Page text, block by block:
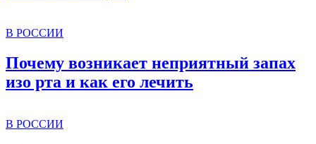
В РОССИИ
Почему возникает неприятный запах
изо рта и как его лечить
В РОССИИ